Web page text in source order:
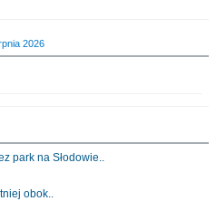
2026
park na Słodowie..
obok..